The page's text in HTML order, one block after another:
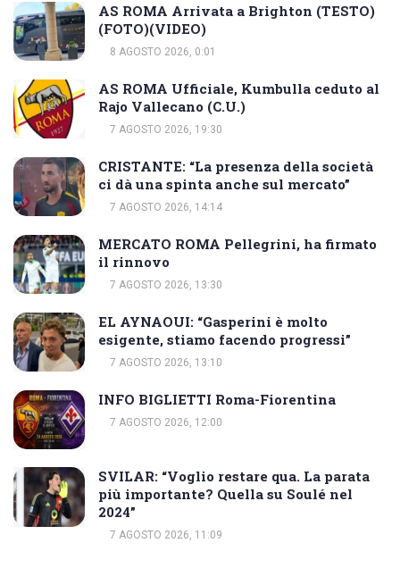
AS ROMA Arrivata a Brighton (TESTO)
(FOTO)(VIDEO)
8 AGOSTO 2026, 0:01
AS ROMA Ufficiale, Kumbulla ceduto al
Rajo Vallecano (C.U.)
7 AGOSTO 2026, 19:30
CRISTANTE: “La presenza della società
ci dà una spinta anche sul mercato”
7 AGOSTO 2026, 14:14
MERCATO ROMA Pellegrini, ha firmato
il rinnovo
7 AGOSTO 2026, 13:30
EL AYNAOUI: “Gasperini è molto
esigente, stiamo facendo progressi”
7 AGOSTO 2026, 13:10
INFO BIGLIETTI Roma-Fiorentina
7 AGOSTO 2026, 12:00
SVILAR: “Voglio restare qua. La parata
più importante? Quella su Soulé nel
2024”
7 AGOSTO 2026, 11:09